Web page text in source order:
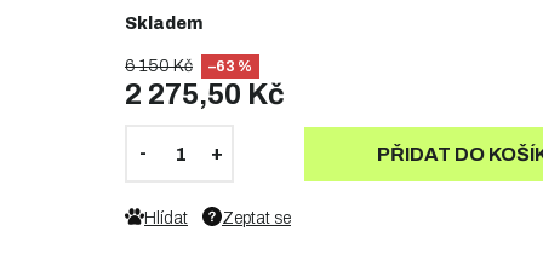
6 150 Kč –63 %
2 275,50 Kč
Skladem
PŘIDAT DO
Zeptat se
Hlídat